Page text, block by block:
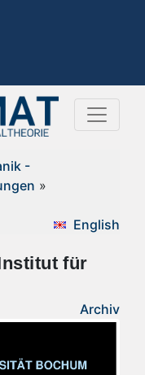
-
»
English
für
Archiv